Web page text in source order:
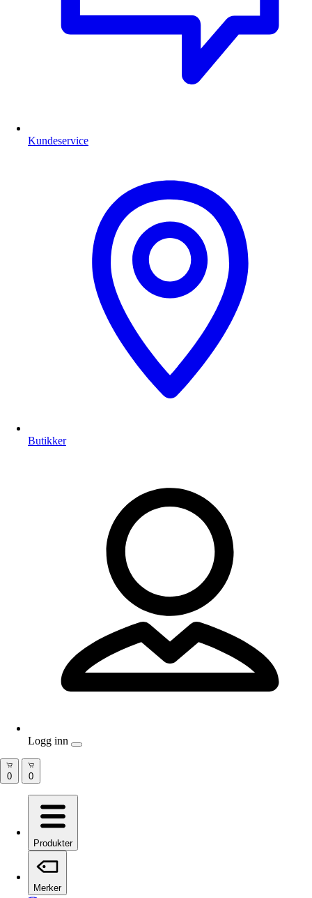
Kundeservice
Butikker
Produkter
Merker